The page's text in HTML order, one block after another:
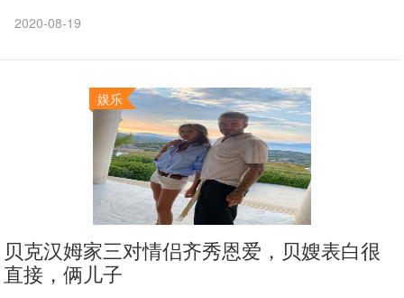
2020-08-19
娱乐
贝克汉姆家三对情侣齐秀恩爱，贝嫂表白很
直接，俩儿子